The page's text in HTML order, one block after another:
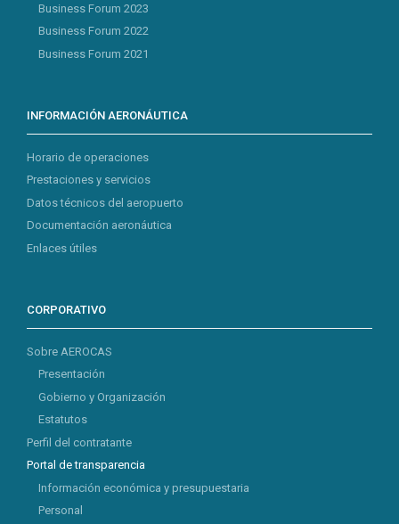
Business Forum 2023
Business Forum 2022
Business Forum 2021
INFORMACIÓN AERONÁUTICA
Horario de operaciones
Prestaciones y servicios
Datos técnicos del aeropuerto
Documentación aeronáutica
Enlaces útiles
CORPORATIVO
Sobre AEROCAS
Presentación
Gobierno y Organización
Estatutos
Perfil del contratante
Portal de transparencia
Información económica y presupuestaria
Personal